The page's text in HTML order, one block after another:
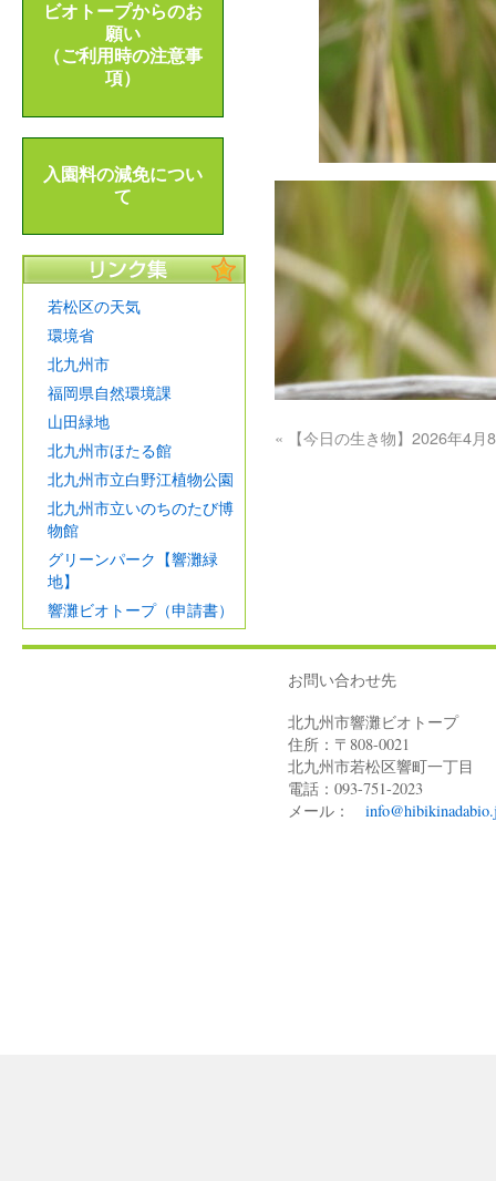
« 【今日の生き物】2026年4月
ビオトープからのお
願い
（ご利用時の注意事
項）
入園料の減免につい
て
若松区の天気
環境省
北九州市
福岡県自然環境課
山田緑地
北九州市ほたる館
北九州市立白野江植物公園
北九州市立いのちのたび博
物館
グリーンパーク【響灘緑
地】
響灘ビオトープ（申請書）
お問い合わせ先
北九州市響灘ビオトープ
住所：〒808-0021
北九州市若松区響町一丁目
電話：093-751-2023
メール：